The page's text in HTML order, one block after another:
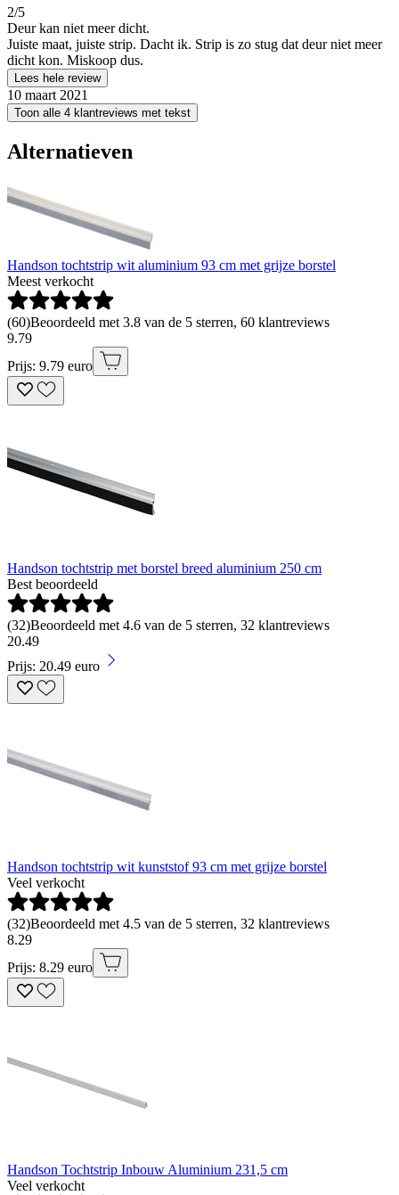
2/5
Deur kan niet meer dicht.
Juiste maat, juiste strip. Dacht ik. Strip is zo stug dat deur niet meer
dicht kon. Miskoop dus.
Lees hele review
10 maart 2021
Toon alle 4 klantreviews met tekst
Alternatieven
Handson tochtstrip wit aluminium 93 cm met grijze borstel
Meest verkocht
(60)Beoordeeld met 3.8 van de 5 sterren, 60 klantreviews
9.79
Prijs: 9.79 euro
Handson tochtstrip met borstel breed aluminium 250 cm
Best beoordeeld
(32)Beoordeeld met 4.6 van de 5 sterren, 32 klantreviews
20.49
Prijs: 20.49 euro
Handson tochtstrip wit kunststof 93 cm met grijze borstel
Veel verkocht
(32)Beoordeeld met 4.5 van de 5 sterren, 32 klantreviews
8.29
Prijs: 8.29 euro
Handson Tochtstrip Inbouw Aluminium 231,5 cm
Veel verkocht